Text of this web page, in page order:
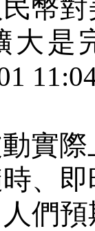
幣
大是
實
、
們